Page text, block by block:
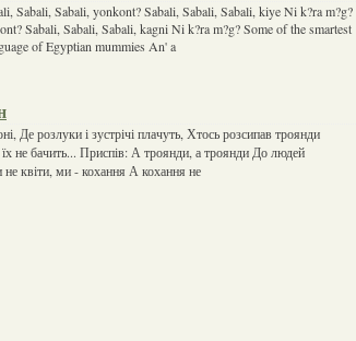
Sabali, Sabali, yonkont? Sabali, Sabali, Sabali, kiye Ni k?ra m?g?
Sabali, Sabali, Sabali, kagni Ni k?ra m?g? Some of the smartest
of Egyptian mummies An' a
Де розлуки і зустрічі плачуть, Хтось розсипав троянди
їх не бачить... Приспів: А троянди, а троянди До людей
квіти, ми - кохання А кохання не